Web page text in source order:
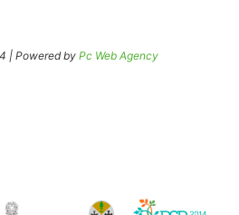
| Powered by Pc Web Agency